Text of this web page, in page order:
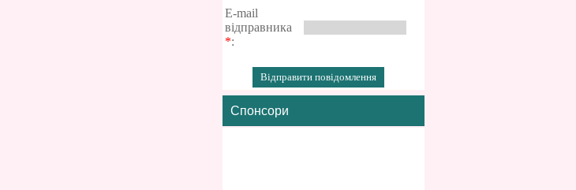
E-mail
відправника
*:
Спонсори